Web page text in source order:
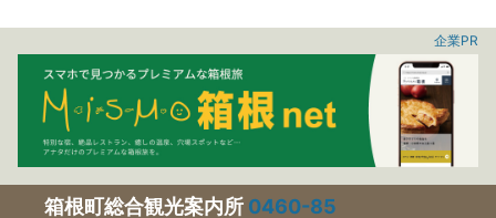
企業PR
箱根町総合観光案内所 0460-85